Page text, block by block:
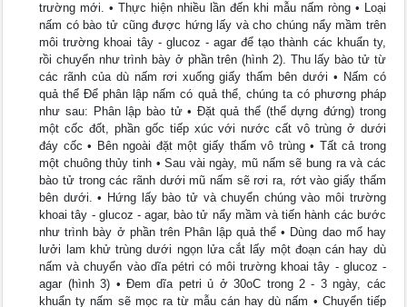
trường mới. • Thực hiện nhiều lần đến khi mẫu nấm ròng • Loại
nấm có bào tử cũng được hứng lấy và cho chúng nẩy mầm trên
môi trường khoai tây - glucoz - agar để tạo thành các khuẩn ty,
rồi chuyển như trình bày ở phần trên (hình 2). Thu lấy bào tử từ
các rãnh của dù nấm rơi xuống giấy thấm bên dưới • Nấm có
quả thể Để phân lập nấm có quả thể, chúng ta có phương pháp
như sau: Phân lập bào tử • Đặt quả thể (thể dựng đứng) trong
một cốc đốt, phần gốc tiếp xúc với nước cất vô trùng ở dưới
đáy cốc • Bên ngoài đặt một giấy thấm vô trùng • Tất cả trong
một chuông thủy tinh • Sau vài ngày, mũ nấm sẽ bung ra và các
bào tử trong các rãnh dưới mũ nấm sẽ rơi ra, rớt vào giấy thấm
bên dưới. • Hứng lấy bào tử và chuyển chúng vào môi trường
khoai tây - glucoz - agar, bào tử nẩy mầm và tiến hành các bước
như trình bày ở phần trên Phân lập quả thể • Dùng dao mổ hay
lưởi lam khử trùng dưới ngọn lửa cắt lấy một đoạn cán hay dù
nấm và chuyển vào dĩa pétri có môi trường khoai tây - glucoz -
agar (hình 3) • Đem dĩa petri ủ ở 30oC trong 2 - 3 ngày, các
khuẩn ty nấm sẽ mọc ra từ mẫu cán hay dù nấm • Chuyển tiếp